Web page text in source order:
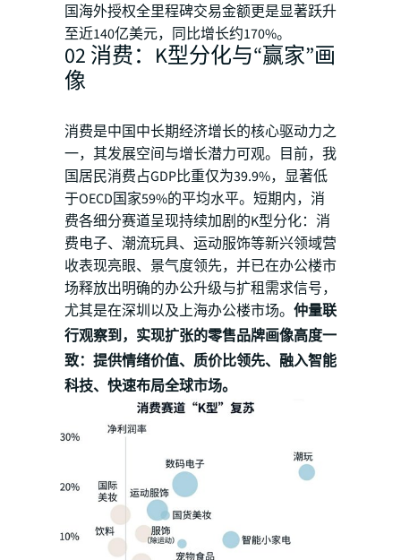
国海外授权全里程碑交易金额更是显著跃升
至近140亿美元，同比增长约170%。
02 消费：K型分化与“赢家”画
像
消费是中国中长期经济增长的核心驱动力之
一，其发展空间与增长潜力可观。目前，我
国居民消费占GDP比重仅为39.9%，显著低
于OECD国家59%的平均水平。短期内，消
费各细分赛道呈现持续加剧的K型分化：消
费电子、潮流玩具、运动服饰等新兴领域营
收表现亮眼、景气度领先，并已在办公楼市
场释放出明确的办公升级与扩租需求信号，
尤其是在深圳以及上海办公楼市场。 仲量联
行观察到，实现扩张的零售品牌画像高度一
致：提供情绪价值、质价比领先、融入智能
科技、快速布局全球市场。